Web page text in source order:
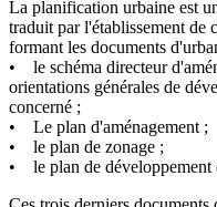
La planification urbaine est
traduit par l'établissement de
formant les documents
• le schéma directeur
orientations générales de
concerné ;
• Le plan d'aménagement ;
• le plan de zonage ;
• le plan de développement